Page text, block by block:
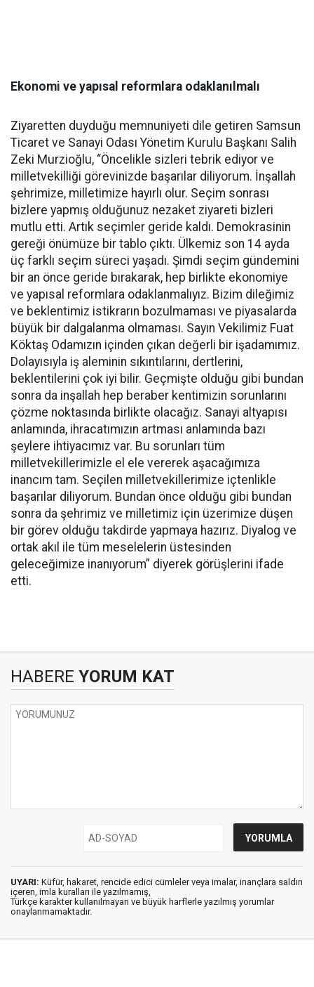
Ekonomi ve yapısal reformlara odaklanılmalı
Ziyaretten duyduğu memnuniyeti dile getiren Samsun
Ticaret ve Sanayi Odası Yönetim Kurulu Başkanı Salih
Zeki Murzioğlu, “Öncelikle sizleri tebrik ediyor ve
milletvekilliği görevinizde başarılar diliyorum. İnşallah
şehrimize, milletimize hayırlı olur. Seçim sonrası
bizlere yapmış olduğunuz nezaket ziyareti bizleri
mutlu etti. Artık seçimler geride kaldı. Demokrasinin
gereği önümüze bir tablo çıktı. Ülkemiz son 14 ayda
üç farklı seçim süreci yaşadı. Şimdi seçim gündemini
bir an önce geride bırakarak, hep birlikte ekonomiye
ve yapısal reformlara odaklanmalıyız. Bizim dileğimiz
ve beklentimiz istikrarın bozulmaması ve piyasalarda
büyük bir dalgalanma olmaması. Sayın Vekilimiz Fuat
Köktaş Odamızın içinden çıkan değerli bir işadamımız.
Dolayısıyla iş aleminin sıkıntılarını, dertlerini,
beklentilerini çok iyi bilir. Geçmişte olduğu gibi bundan
sonra da inşallah hep beraber kentimizin sorunlarını
çözme noktasında birlikte olacağız. Sanayi altyapısı
anlamında, ihracatımızın artması anlamında bazı
şeylere ihtiyacımız var. Bu sorunları tüm
milletvekillerimizle el ele vererek aşacağımıza
inancım tam. Seçilen milletvekillerimize içtenlikle
başarılar diliyorum. Bundan önce olduğu gibi bundan
sonra da şehrimiz ve milletimiz için üzerimize düşen
bir görev olduğu takdirde yapmaya hazırız. Diyalog ve
ortak akıl ile tüm meselelerin üstesinden
geleceğimize inanıyorum” diyerek görüşlerini ifade
etti.
HABERE YORUM KAT
UYARI: Küfür, hakaret, rencide edici cümleler veya imalar, inançlara saldırı
içeren, imla kuralları ile yazılmamış,
Türkçe karakter kullanılmayan ve büyük harflerle yazılmış yorumlar
onaylanmamaktadır.